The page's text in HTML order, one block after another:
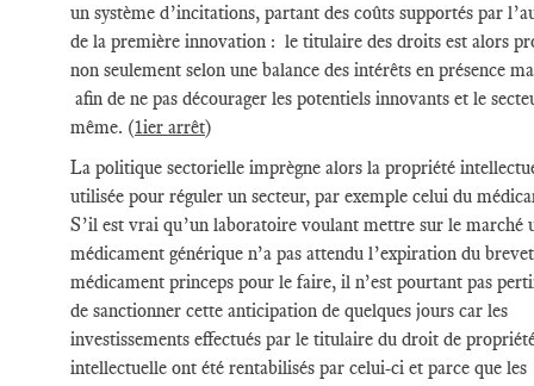
un système d’incitations, partant des coûts supportés par
de la première innovation : le titulaire des droits est alors
non seulement selon une balance des intérêts en présence
afin de ne pas décourager les potentiels innovants et le
même. (1ier arrêt)
La politique sectorielle imprègne alors la propriété
utilisée pour réguler un secteur, par exemple celui du
S’il est vrai qu’un laboratoire voulant mettre sur le marché
médicament générique n’a pas attendu l’expiration du
médicament princeps pour le faire, il n’est pourtant pas
de sanctionner cette anticipation de quelques jours car les
investissements effectués par le titulaire du droit de
intellectuelle ont été rentabilisés par celui-ci et parce que les